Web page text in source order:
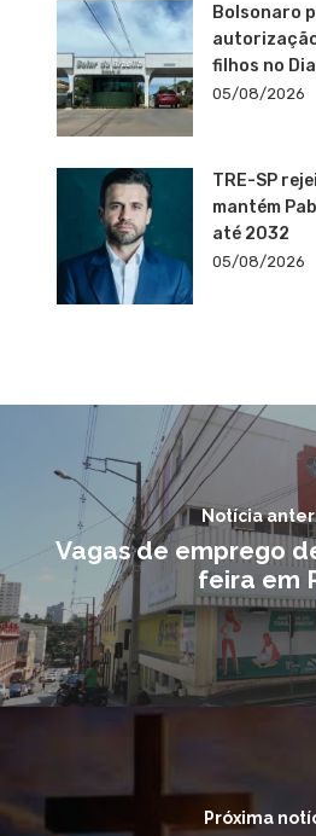
Bolsonaro
filhos no
05/08/2026
TRE-SP
mantém
até 2032
05/08/2026
Notícia
Vagas de emprego
feira em
Próxima